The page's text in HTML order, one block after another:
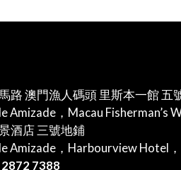
路 澳門漁人碼頭 里斯本一館 五
Amizade，Macau Fisherman’s
酒店 三號地鋪
Amizade，Harbourview Hotel
2872 7388